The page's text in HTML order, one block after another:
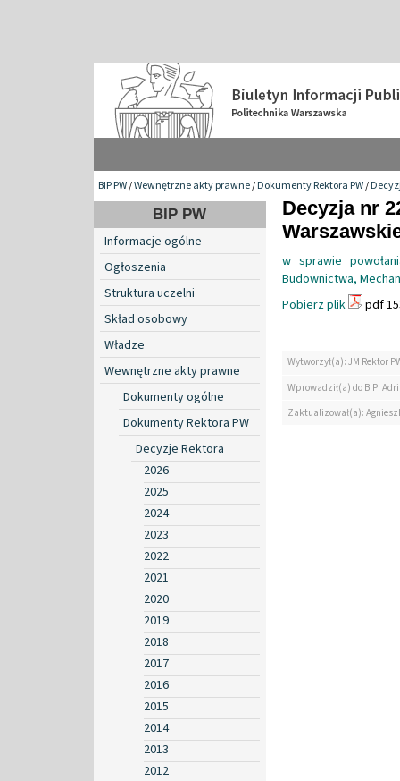
BIP PW/Wewnętrzne akty prawne/Dokumenty Rektora PW/
BIP PW
Informacje ogólne
Ogłoszenia
Struktura uczelni
Skład osobowy
Władze
Wewnętrzne akty prawne
Dokumenty ogólne
Dokumenty Rektora PW
Decyzje Rektora
2026
2025
2024
2023
2022
2021
2020
2019
2018
2017
2016
2015
2014
2013
2012
Decyzja nr
w sprawie
Budownictwa,
Pobierz plik
pdf
Wytworzył(a): JM Rektor
Wprowadził(a) do BIP:
Zaktualizował(a):